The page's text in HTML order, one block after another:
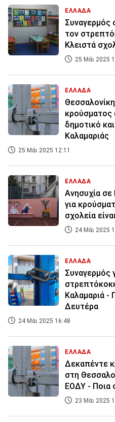
ΕΛΛΑΔΑ
Συναγερμός
τον
Κλειστά
25 Μάι 2025
ΕΛΛΑΔΑ
κρούσματος
δημοτικό
Καλαμαριάς
25 Μάι 2025 12:11
ΕΛΛΑΔΑ
Ανησυχία σε
για
σχολεία
24 Μάι 2025
ΕΛΛΑΔΑ
Συναγερμός
Καλαμαριά -
Δευτέρα
24 Μάι 2025 16:48
ΕΛΛΑΔΑ
Δεκαπέντε
στη
ΕΟΔΥ - Ποια
23 Μάι 2025